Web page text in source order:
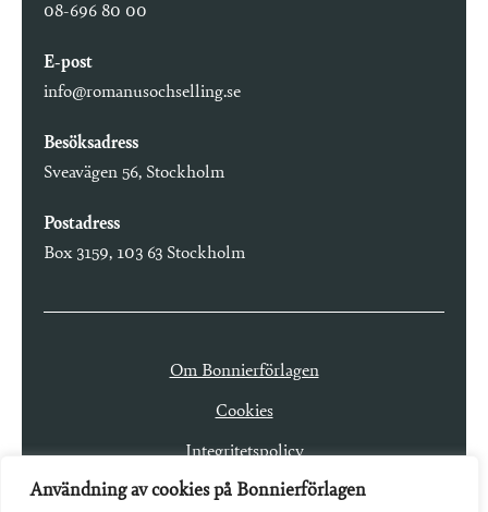
Användning av cookies på Bonnierförlagen
08-696 80 00
E-post
info@romanusochselling.se
Besöksadress
Sveavägen 56, Stockholm
Postadress
Box 3159, 103 63 Stockholm
Om Bonnierförlagen
Cookies
Integritetspolicy